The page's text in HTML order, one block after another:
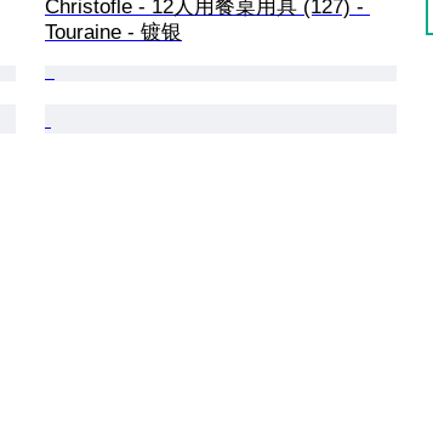
Christofle - 12人用餐桌用具 (127) -
Touraine - 镀银